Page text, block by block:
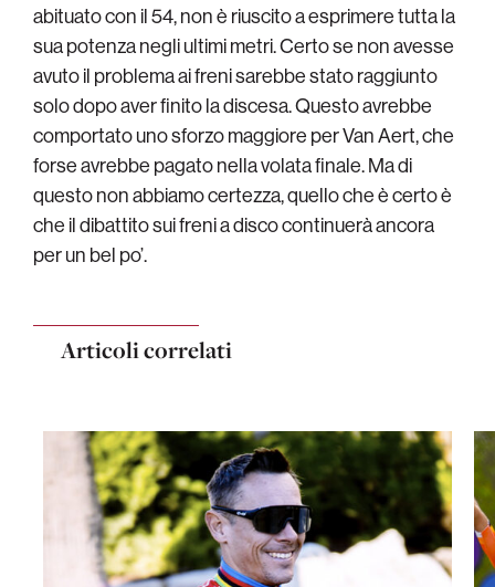
abituato con il 54, non è riuscito a esprimere tutta la
sua potenza negli ultimi metri. Certo se non avesse
avuto il problema ai freni sarebbe stato raggiunto
solo dopo aver finito la discesa. Questo avrebbe
comportato uno sforzo maggiore per Van Aert, che
forse avrebbe pagato nella volata finale. Ma di
questo non abbiamo certezza, quello che è certo è
che il dibattito sui freni a disco continuerà ancora
per un bel po’.
Articoli correlati